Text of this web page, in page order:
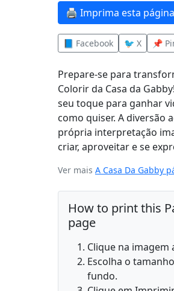
🖨️ Imprima esta
📘 Facebook 🐦 X 📌
Prepare-se para
Colorir da Casa da
seu toque para ganhar
como quiser. A diversão
própria interpretação
criar, aproveitar e se
Ver mais A Casa Da Gabby
How to print this
page
Clique na
Escolha o
fundo.